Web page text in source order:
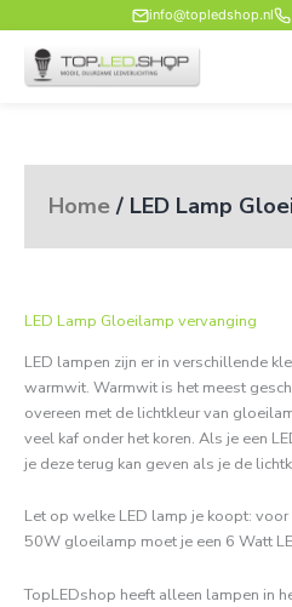
naar
inhoud
info@topledshop.nl
Home/ LED Lamp
LED Lamp Gloeilamp vervanging
LED lampen zijn er in verschillende
warmwit. Warmwit is het meest
overeen met de lichtkleur van
veel kaf onder het koren. Als je een
je deze terug kan geven als je de
Let op welke LED lamp je koopt:
50W gloeilamp moet je een 6 Watt
TopLEDshop heeft alleen lampen in